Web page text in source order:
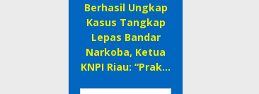
Berhasil Ungkap
Kasus Tangkap
Lepas Bandar
Narkoba, Ketua
KNPI Riau: “Prak…